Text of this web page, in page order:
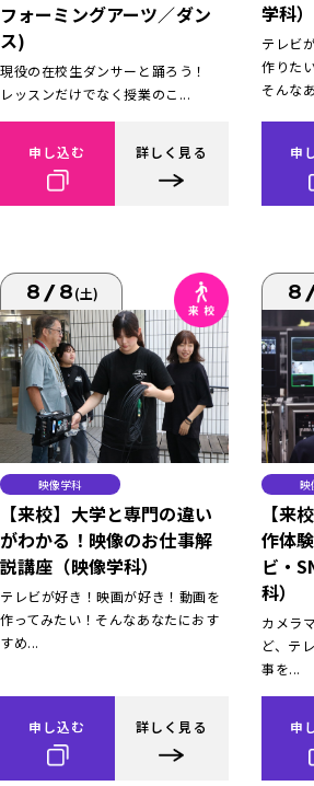
フォーミングアーツ／ダン
ス)
現役の在校生ダンサーと踊ろう！
レッスンだけでなく授業のこ...
申し込む 詳しく見る
学科）
テレビ
作りた
そんな
申
8/8(土)
映像学科
【来校】大学と専門の違い
がわかる！映像のお仕事解
説講座（映像学科）
テレビが好き！映画が好き！動画を
作ってみたい！そんなあなたにおす
すめ...
申し込む 詳しく見る
映
【来
作体
ビ・
科）
カメラ
ど、テ
事を...
申